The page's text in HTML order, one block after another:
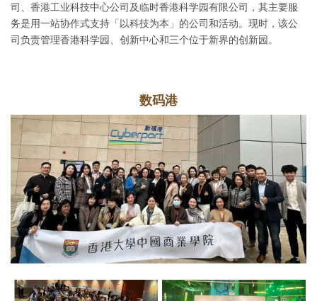
司、香港工业科技中心公司及临时香港科学园有限公司，其主要服
务是用一站协作式支持「以科技为本」的公司和活动。现时，该公
司负责管理香港科学园、创新中心和三个位于新界的创新园。
数码港